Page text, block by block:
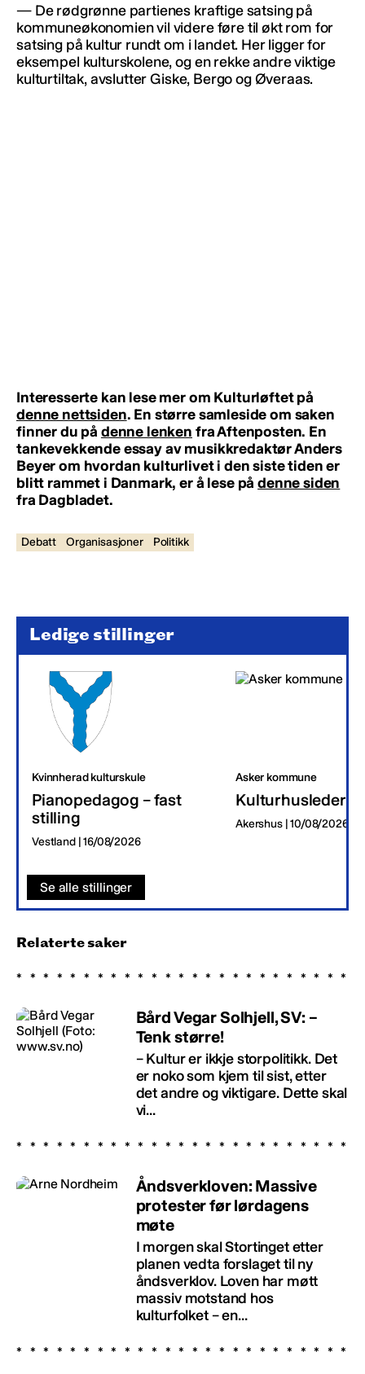
— De rødgrønne partienes kraftige satsing på
kommuneøkonomien vil videre føre til økt rom for
satsing på kultur rundt om i landet. Her ligger for
eksempel kulturskolene, og en rekke andre viktige
kulturtiltak, avslutter Giske, Bergo og Øveraas.
Interesserte kan lese mer om Kulturløftet på
denne nettsiden. En større samleside om saken
finner du på denne lenken fra Aftenposten. En
tankevekkende essay av musikkredaktør Anders
Beyer om hvordan kulturlivet i den siste tiden er
blitt rammet i Danmark, er å lese pådenne siden
fra Dagbladet.
Debatt Organisasjoner Politikk
Ledige stillinger
Kvinnherad kulturskule
Pianopedagog – fast
stilling
Vestland | 16/08/2026
Asker kommune
Kulturhusleder
Akershus | 10/08/2026
Se alle stillinger
Relaterte saker
Bård Vegar Solhjell, SV: –
Tenk større!
– Kultur er ikkje storpolitikk. Det
er noko som kjem til sist, etter
det andre og viktigare. Dette skal
vi...
Åndsverkloven: Massive
protester før lørdagens
møte
I morgen skal Stortinget etter
planen vedta forslaget til ny
åndsverklov. Loven har møtt
massiv motstand hos
kulturfolket – en...